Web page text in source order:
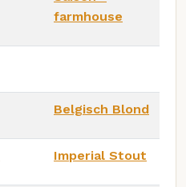
farmhouse
Belgisch Blond
Imperial Stout